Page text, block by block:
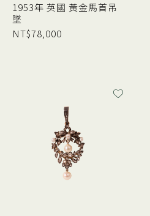
1953年 英國 黃金馬首吊
墜
NT$78,000